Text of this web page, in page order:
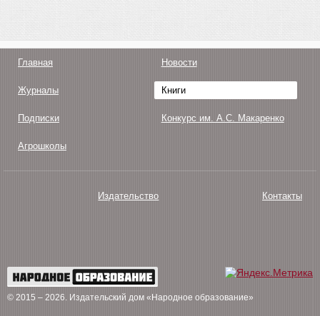
Главная Новости
Журналы Книги
Подписки Конкурс им. А.С. Макаренко
Агрошколы
Издательство Контакты
© 2015 – 2026. Издательский дом «Народное образование»